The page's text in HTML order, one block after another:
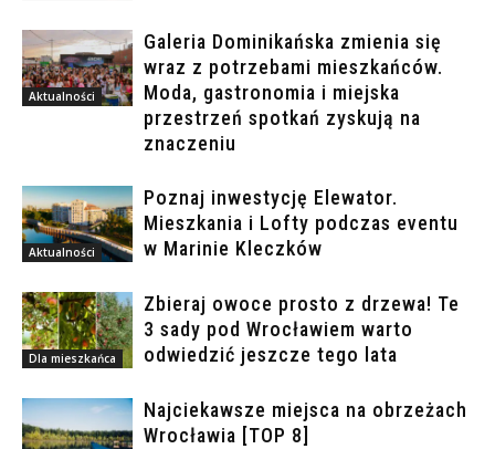
Aktualności
Galeria Dominikańska zmienia się
wraz z potrzebami mieszkańców.
Moda, gastronomia i miejska
przestrzeń spotkań zyskują na
znaczeniu
Aktualności
Poznaj inwestycję Elewator.
Mieszkania i Lofty podczas eventu
w Marinie Kleczków
Dla mieszkańca
Zbieraj owoce prosto z drzewa! Te
3 sady pod Wrocławiem warto
odwiedzić jeszcze tego lata
Najciekawsze miejsca na obrzeżach
Wrocławia [TOP 8]